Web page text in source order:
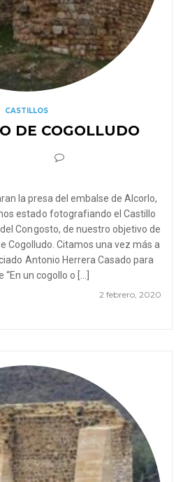
CASTILLOS
DE COGOLLUDO
2 febrero, 2020
la presa del embalse de Alcorlo,
estado fotografiando el Castillo
Congosto, de nuestro objetivo de
Cogolludo. Citamos una vez más a
Antonio Herrera Casado para
“En un cogollo o […]